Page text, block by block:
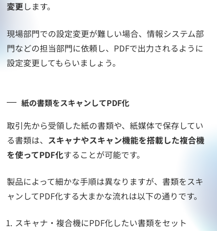
変更します。
現場部門での設定変更が難しい場合、情報システム部
門などの担当部門に依頼し、PDFで出力されるように
設定変更してもらいましょう。
紙の書類をスキャンしてPDF化
取引先から受領した紙の書類や、紙媒体で保存してい
る書類は、 スキャナやスキャン機能を搭載した複合機
を使ってPDF化することが可能です。
製品によって細かな手順は異なりますが、書類をスキ
ャンしてPDF化する大まかな流れは以下の通りです。
スキャナ・複合機にPDF化したい書類をセット